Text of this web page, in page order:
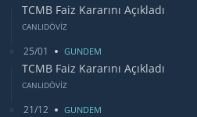
TCMB Faiz Kararını Açıkladı
CANLIDÖVİZ
25/01 GUNDEM
TCMB Faiz Kararını Açıkladı
CANLIDÖVİZ
21/12 GUNDEM